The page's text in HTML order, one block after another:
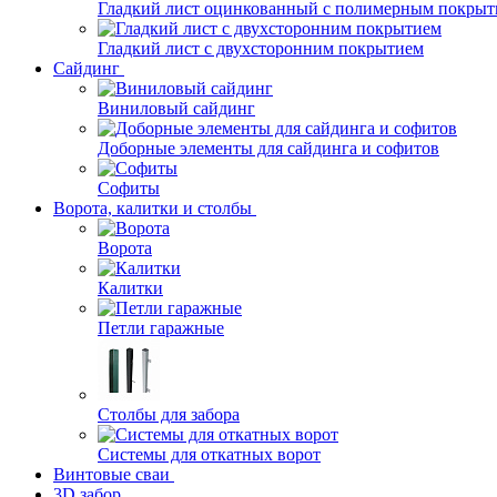
Гладкий лист оцинкованный с полимерным
Гладкий лист с двухсторонним покрытием
Сайдинг
Виниловый сайдинг
Доборные элементы для сайдинга и софитов
Софиты
Ворота, калитки и столбы
Ворота
Калитки
Петли гаражные
Столбы для забора
Системы для откатных ворот
Винтовые сваи